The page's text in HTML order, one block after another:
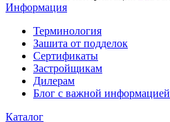
Информация
Терминология
Зашита от подделок
Сертификаты
Застройщикам
Дилерам
Блог с важной информацией
Каталог